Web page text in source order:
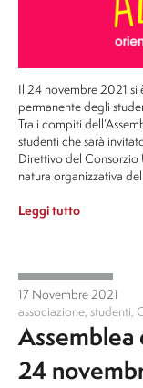
Il 24 novembre 2021 si
permanente degli
Tra i compiti
studenti che sarà
Direttivo del
natura organizzativa
Leggi tutto
17 Novembre 2021
associazione, studenti,
24